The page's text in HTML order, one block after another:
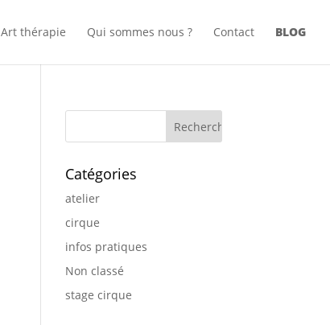
Art thérapie Qui sommes nous ? Contact BLOG
Catégories
atelier
cirque
infos pratiques
Non classé
stage cirque